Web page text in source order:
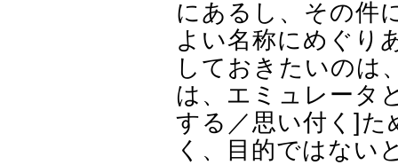
にあるし、その件
よい名称にめぐり
しておきたいのは
は、エミュレータ
する／思い付く]た
く、目的ではない